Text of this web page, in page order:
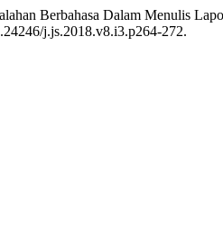
Berbahasa Dalam Menulis
j.js.2018.v8.i3.p264-272.